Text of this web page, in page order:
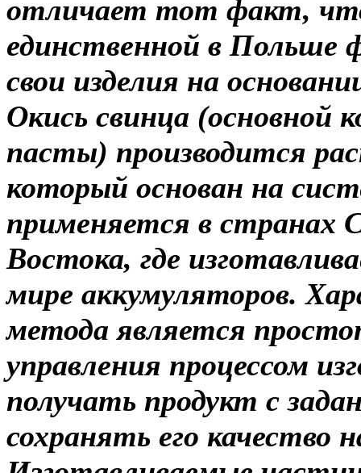
отличает тот факт,
единственной в Польше
свои изделия на
Окись свинца (основной
пасты) производится
который основан на
применяется в странах
Востока, где
мире аккумуляторов.
метода является
управления процессом
получать продукт с
сохранять его качество